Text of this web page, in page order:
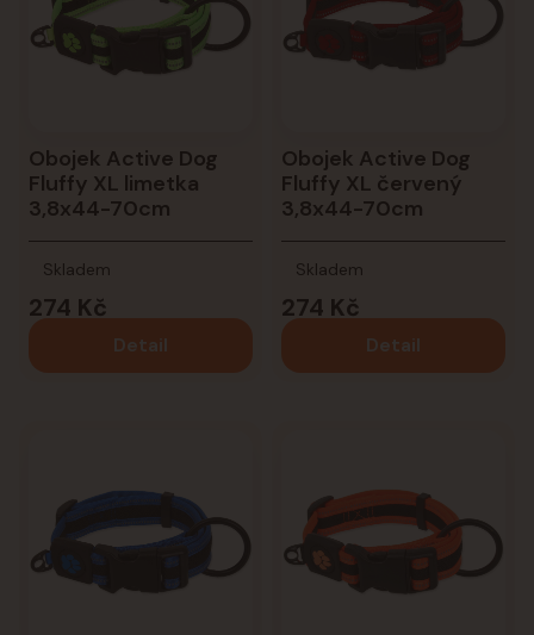
Obojek Active Dog
Fluffy XL limetka
3,8x44-70cm
274 Kč
Skladem
Detail
Obojek Active Dog
Fluffy XL červený
3,8x44-70cm
274 Kč
Skladem
Detail